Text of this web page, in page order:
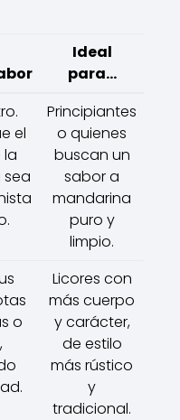
Ideal
para...
el
la
Principiantes
o quienes
buscan un
sabor a
mandarina
puro y
limpio.
o
Licores con
más cuerpo
y carácter,
de estilo
más rústico
y
tradicional.